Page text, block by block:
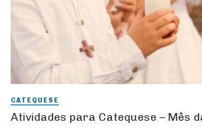
CATEQUESE
Atividades para Catequese – Mês